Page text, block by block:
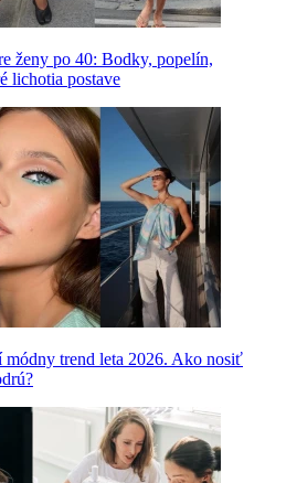
ženy po 40: Bodky, popelín,
lichotia postave
trend leta 2026. Ako nosiť